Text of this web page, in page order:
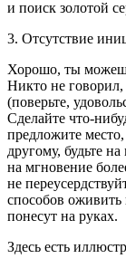
и поиск золотой
3. Отсутствие
Хорошо, ты
Никто не говорил,
(поверьте,
Сделайте что-
предложите
другому, будьте
на мгновение
не
способов
понесут на руках.
Здесь есть